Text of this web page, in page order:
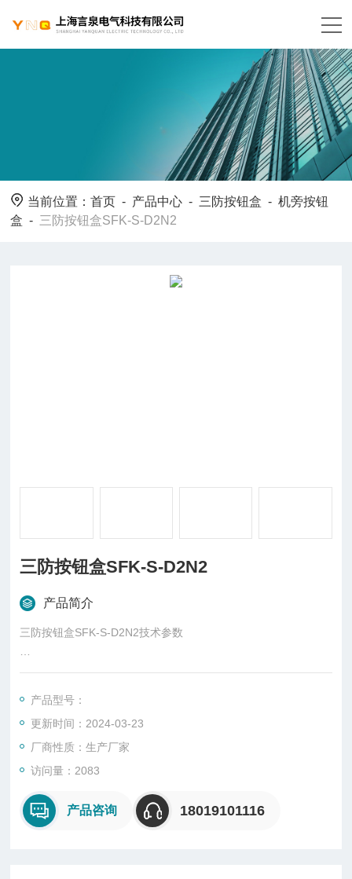
当前位置：首页 - 产品中心 - 三防按钮盒 -机旁按钮
盒 - 三防按钮盒SFK-S-D2N2
三防按钮盒SFK-S-D2N2
产品简介
三防按钮盒SFK-S-D2N2技术参数
1.额定电压:AC220/380V,
2.非标准电压:12V/24V/36V/127V/660V;
产品型号：
更新时间：2024-03-23
厂商性质：生产厂家
访问量：2083
产品咨询 18019101116